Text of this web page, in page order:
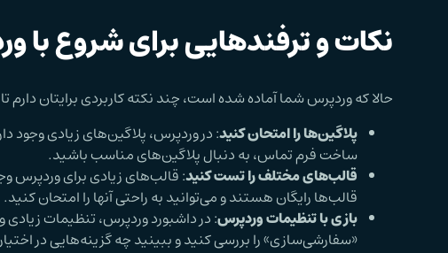
نکات و ترفندهایی برای شروع با
حالا که وردپرس شما آماده شده است، چند نکته کاربردی برایتان دارم
پلاگین‌ها را امتحان کنید: در وردپرس، پلاگین‌های زیادی وجود
ساخت فرم تماس، به دنبال پلاگین‌های مناسب باشید.
قالب‌های مختلف را تست کنید: قالب‌های زیادی برای وردپرس
قالب‌ها رایگان هستند و می‌توانید به راحتی آنها را امتحان کنید.
بازی با تنظیمات وردپرس: در داشبورد وردپرس، تنظیمات زیادی
«سفارشی‌سازی» را بررسی کنید و ببینید چه گزینه‌هایی در